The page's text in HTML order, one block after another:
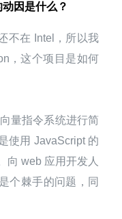
因是什么？
不在 Intel，所以我
，这个项目是如何
量指令系统进行简
使用 JavaScript 的
web 应用开发人
个棘手的问题，同